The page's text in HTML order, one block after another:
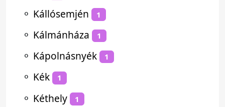
⚬ Kállósemjén 1
⚬ Kálmánháza 1
⚬ Kápolnásnyék 1
⚬ Kék 1
⚬ Kéthely 1